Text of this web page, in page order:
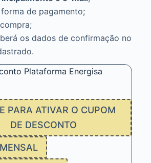
de pagamento;
os dados de confirmação no
Plataforma Energisa
PARA ATIVAR O CUPOM
DE DESCONTO